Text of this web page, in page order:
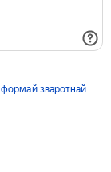
формай зваротнай